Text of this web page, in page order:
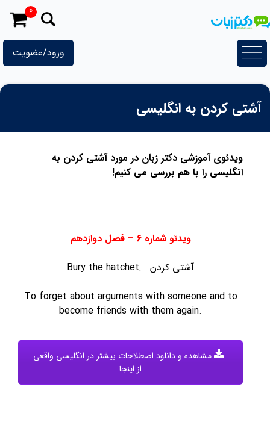
به
ورود/عضویت
0
آشتی کردن به انگلیسی
ویدئوی آموزشی دکتر زبان در مورد آشتی کردن به
انگلیسی را با هم بررسی می کنیم!
ویدئو شماره 6 – فصل دوازدهم
Bury the hatchet: آشتی کردن
To forget about arguments with someone and to
become friends with them again.
مشاهده و دانلود اصطلاحات بیشتر در انگلیسی واقعی
از اینجا